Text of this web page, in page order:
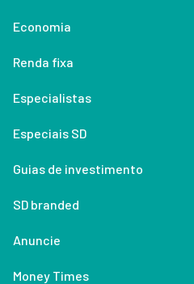
Economia
Renda fixa
Especialistas
Especiais SD
Guias de investimento
SD branded
Anuncie
Money Times